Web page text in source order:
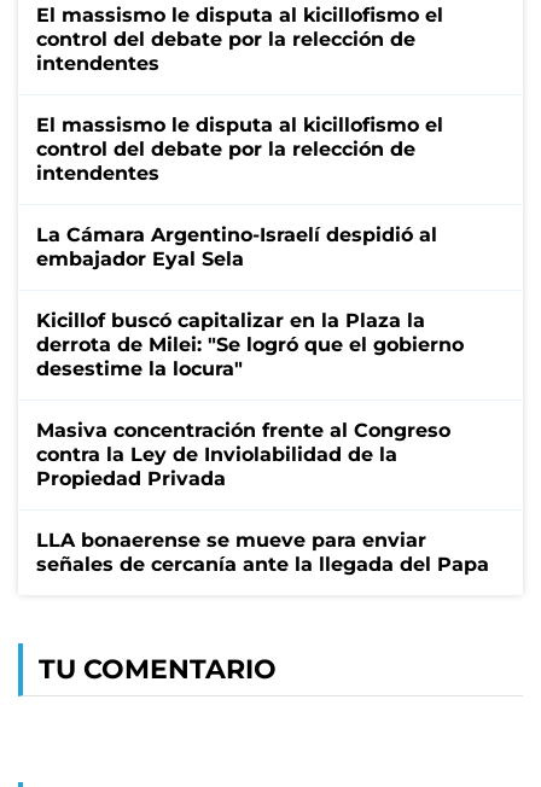
El massismo le disputa al kicillofismo el
control del debate por la relección de
intendentes
El massismo le disputa al kicillofismo el
control del debate por la relección de
intendentes
La Cámara Argentino-Israelí despidió al
embajador Eyal Sela
Kicillof buscó capitalizar en la Plaza la
derrota de Milei: "Se logró que el gobierno
desestime la locura"
Masiva concentración frente al Congreso
contra la Ley de Inviolabilidad de la
Propiedad Privada
LLA bonaerense se mueve para enviar
señales de cercanía ante la llegada del Papa
TU COMENTARIO